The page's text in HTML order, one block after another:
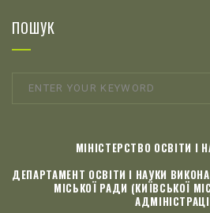
ПОШУК
МІНІСТЕРСТВО ОСВІТИ І
ДЕПАРТАМЕНТ ОСВІТИ І НАУКИ
МІСЬКОЇ РАДИ (КИЇВСЬКОЇ